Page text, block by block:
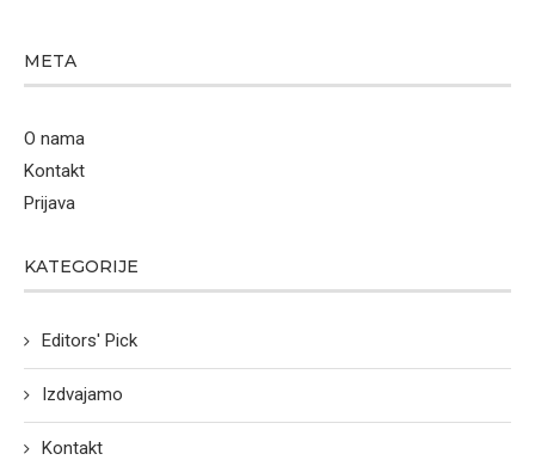
META
O nama
Kontakt
Prijava
KATEGORIJE
Editors' Pick
Izdvajamo
Kontakt